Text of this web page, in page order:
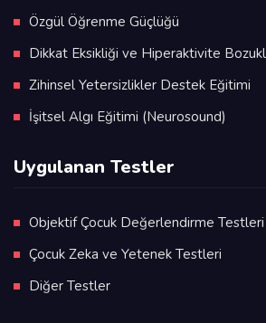
Özgül Öğrenme Güçlüğü
Dikkat Eksikliği ve Hiperaktivite
Zihinsel Yetersizlikler Destek Eğitimi
İşitsel Algı Eğitimi (Neurosound)
Uygulanan Testler
Objektif Çocuk Değerlendirme Testleri
Çocuk Zeka ve Yetenek Testleri
Diğer Testler